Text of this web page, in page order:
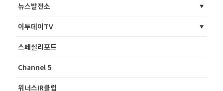
뉴스발전소
이투데이TV
스페셜리포트
Channel 5
위너스IR클럽